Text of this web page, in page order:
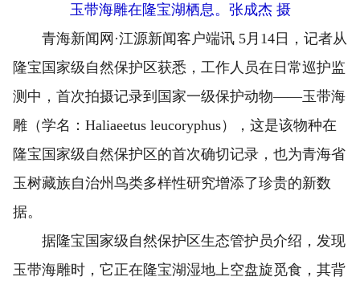
玉带海雕在隆宝湖栖息。张成杰 摄
青海新闻网·江源新闻客户端讯 5月14日，记者从
隆宝国家级自然保护区获悉，工作人员在日常巡护监
测中，首次拍摄记录到国家一级保护动物——玉带海
雕（学名：Haliaeetus leucoryphus），这是该物种在
隆宝国家级自然保护区的首次确切记录，也为青海省
玉树藏族自治州鸟类多样性研究增添了珍贵的新数
据。
据隆宝国家级自然保护区生态管护员介绍，发现
玉带海雕时，它正在隆宝湖湿地上空盘旋觅食，其背